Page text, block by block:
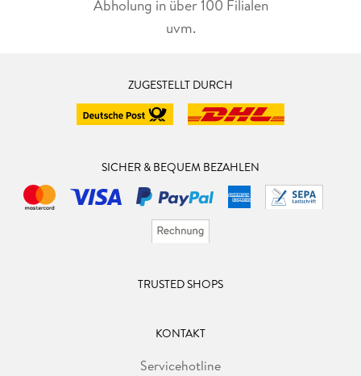
Abholung in über 100 Filialen
uvm.
ZUGESTELLT DURCH
SICHER & BEQUEM BEZAHLEN
TRUSTED SHOPS
KONTAKT
Servicehotline